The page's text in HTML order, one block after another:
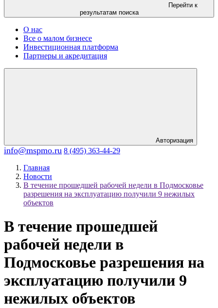
Перейти к
результатам поиска
О нас
Все о малом бизнесе
Инвестиционная платформа
Партнеры и акредитация
Авторизация
info@mspmo.ru 8 (495) 363-44-29
Главная
Новости
В течение прошедшей рабочей недели в Подмосковье
разрешения на эксплуатацию получили 9 нежилых
объектов
В течение прошедшей
рабочей недели в
Подмосковье разрешения на
эксплуатацию получили 9
нежилых объектов